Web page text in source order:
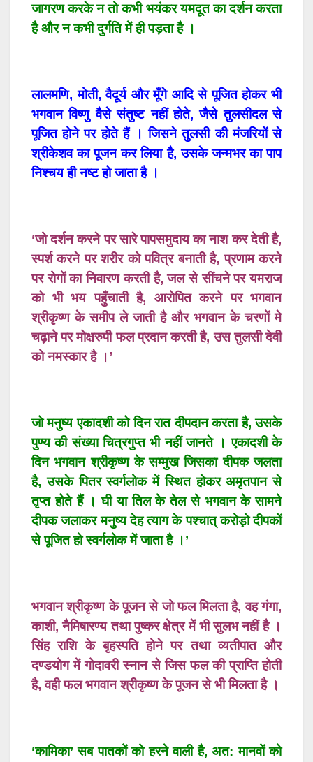
जागरण करके न तो कभी भयंकर यमदूत का दर्शन करता
है और न कभी दुर्गति में ही पड़ता है ।
लालमणि, मोती, वैदूर्य और मूँगे आदि से पूजित होकर भी
भगवान विष्णु वैसे संतुष्ट नहीं होते, जैसे तुलसीदल से
पूजित होने पर होते हैं । जिसने तुलसी की मंजरियों से
श्रीकेशव का पूजन कर लिया है, उसके जन्मभर का पाप
निश्चय ही नष्ट हो जाता है ।
‘जो दर्शन करने पर सारे पापसमुदाय का नाश कर देती है,
स्पर्श करने पर शरीर को पवित्र बनाती है, प्रणाम करने
पर रोगों का निवारण करती है, जल से सींचने पर यमराज
को भी भय पहुँचाती है, आरोपित करने पर भगवान
श्रीकृष्ण के समीप ले जाती है और भगवान के चरणों मे
चढ़ाने पर मोक्षरुपी फल प्रदान करती है, उस तुलसी देवी
को नमस्कार है ।’
जो मनुष्य एकादशी को दिन रात दीपदान करता है, उसके
पुण्य की संख्या चित्रगुप्त भी नहीं जानते । एकादशी के
दिन भगवान श्रीकृष्ण के सम्मुख जिसका दीपक जलता
है, उसके पितर स्वर्गलोक में स्थित होकर अमृतपान से
तृप्त होते हैं । घी या तिल के तेल से भगवान के सामने
दीपक जलाकर मनुष्य देह त्याग के पश्चात् करोड़ो दीपकों
से पूजित हो स्वर्गलोक में जाता है ।’
भगवान श्रीकृष्ण के पूजन से जो फल मिलता है, वह गंगा,
काशी, नैमिषारण्य तथा पुष्कर क्षेत्र में भी सुलभ नहीं है ।
सिंह राशि के बृहस्पति होने पर तथा व्यतीपात और
दण्डयोग में गोदावरी स्नान से जिस फल की प्राप्ति होती
है, वही फल भगवान श्रीकृष्ण के पूजन से भी मिलता है ।
‘कामिका’ सब पातकों को हरने वाली है, अत: मानवों को